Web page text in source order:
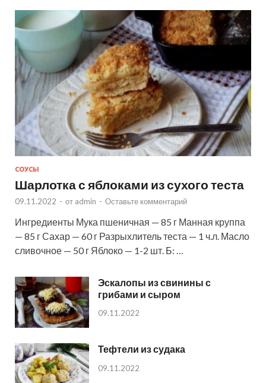
СОУСЫ
Шарлотка с яблоками из сухого теста
09.11.2022 - от admin - Оставьте комментарий
Ингредиенты Мука пшеничная — 85 г Манная круппа
— 85 г Сахар — 60 г Разрыхлитель теста — 1 ч.л. Масло
сливочное — 50 г Яблоко — 1-2 шт. Б: …
Эскалопы из свинины с
грибами и сыром
09.11.2022
Тефтели из судака
09.11.2022